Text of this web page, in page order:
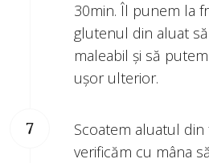
30min. Îl punem la
glutenul din aluat
maleabil și să
ușor ulterior.
Scoatem aluatul din
verificăm cu mâna